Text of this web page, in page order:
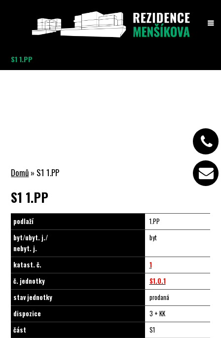
S1 1.PP
Domů » S1 1.PP
S1 1.PP
podlaží
1.PP
byt/ubyt. j./
nebyt. j.
byt
katast. č.
1
č. jednotky
S1.0.1
stav jednotky
prodaná
dispozice
3 + KK
část
S1